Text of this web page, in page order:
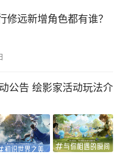
修远新增角色都有谁？
公告 绘影家活动玩法介